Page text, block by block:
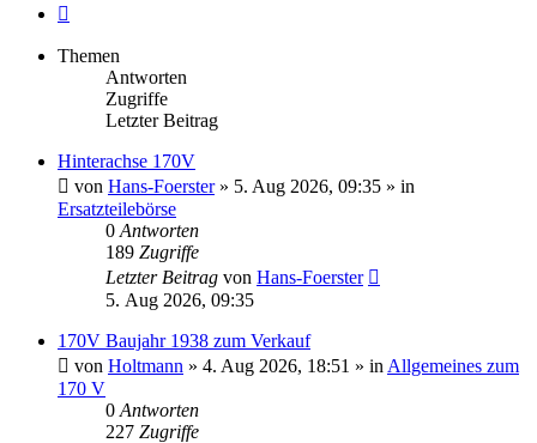
Themen
Antworten
Zugriffe
Letzter Beitrag
Hinterachse 170V
von Hans-Foerster» 5. Aug 2026, 09:35 » in
Ersatzteilebörse
0 Antworten
189 Zugriffe
Letzter Beitrag von Hans-Foerster
5. Aug 2026, 09:35
170V Baujahr 1938 zum Verkauf
von Holtmann » 4. Aug 2026, 18:51 » in Allgemeines zum
170 V
0 Antworten
227 Zugriffe